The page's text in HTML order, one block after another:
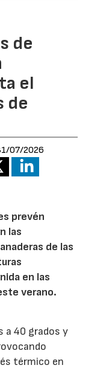
de
el
de
07/2026
prevén
las
de las
en las
verano.
a 40 grados y
térmico en